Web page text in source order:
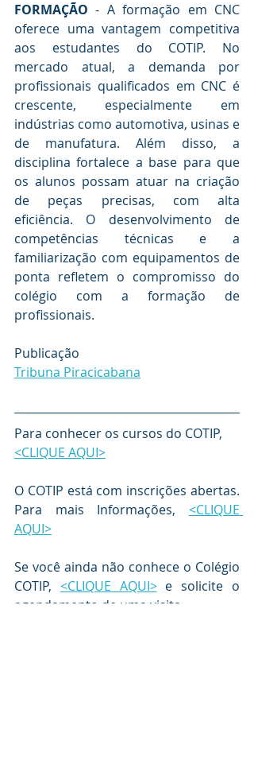
FORMAÇÃO - A formação em CNC
oferece uma vantagem competitiva
aos estudantes do COTIP. No
mercado atual, a demanda por
profissionais qualificados em CNC é
crescente, especialmente em
indústrias como automotiva, usinas e
de manufatura. Além disso, a
disciplina fortalece a base para que
os alunos possam atuar na criação
de peças precisas, com alta
eficiência. O desenvolvimento de
competências técnicas e a
familiarização com equipamentos de
ponta refletem o compromisso do
colégio com a formação de
profissionais.
Publicação
Tribuna Piracicabana
Para conhecer os cursos do COTIP,
<CLIQUE AQUI>
O COTIP está com inscrições abertas.
Para mais Informações, <CLIQUE
AQUI>
Se você ainda não conhece o Colégio
COTIP, <CLIQUE AQUI> e solicite o
agendamento de uma visita.